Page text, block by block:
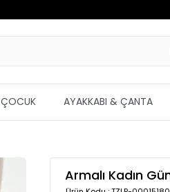
ÇOCUK AYAKKABI & ÇANTA
Armalı Kadın